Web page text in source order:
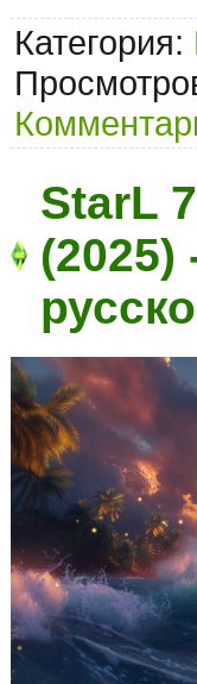
Категория:
StarL
(2025)